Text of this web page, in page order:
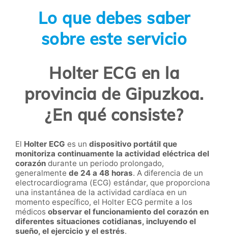
Lo que debes saber
sobre este servicio
Holter ECG en la
provincia de Gipuzkoa.
¿En qué consiste?
El Holter ECG es un dispositivo portátil que
monitoriza continuamente la actividad eléctrica del
corazón durante un periodo prolongado,
generalmente de 24 a 48 horas. A diferencia de un
electrocardiograma (ECG) estándar, que proporciona
una instantánea de la actividad cardíaca en un
momento específico, el Holter ECG permite a los
médicos observar el funcionamiento del corazón en
diferentes situaciones cotidianas, incluyendo el
sueño, el ejercicio y el estrés.